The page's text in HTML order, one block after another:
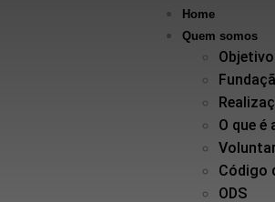
Home
Quem somos
Objetivo
O que é
Código
ODS